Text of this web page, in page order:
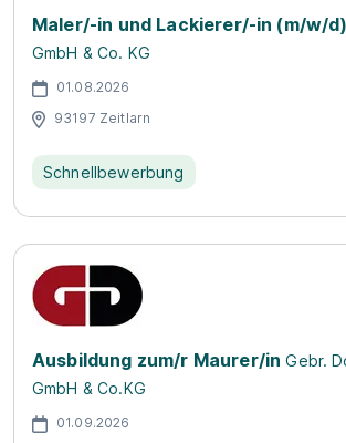
Maler/-in und Lackierer/-in (m/w/d)
GmbH & Co. KG
01.08.2026
93197 Zeitlarn
Schnellbewerbung
Ausbildung zum/r Maurer/in Gebr.
GmbH & Co.KG
01.09.2026